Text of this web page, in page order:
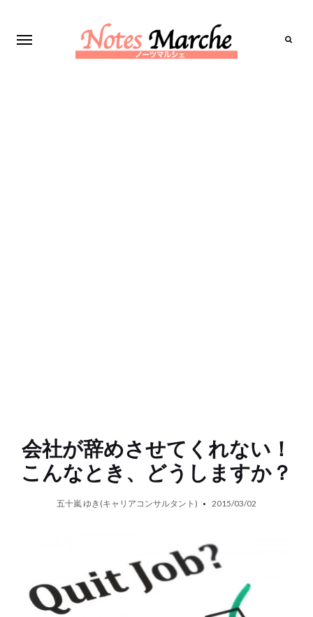
会社が辞めさせてくれない！
こんなとき、どうしますか？
五十嵐 ゆき(キャリアコンサルタント) 2015/03/02